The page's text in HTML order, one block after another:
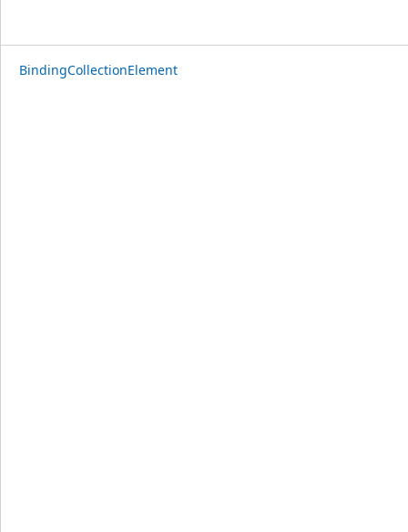
BindingCollectionElement